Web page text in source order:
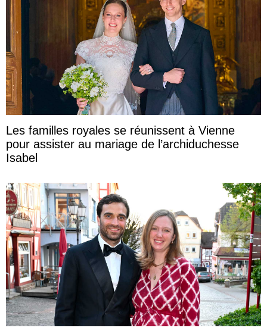
Les familles royales se réunissent à Vienne
pour assister au mariage de l’archiduchesse
Isabel